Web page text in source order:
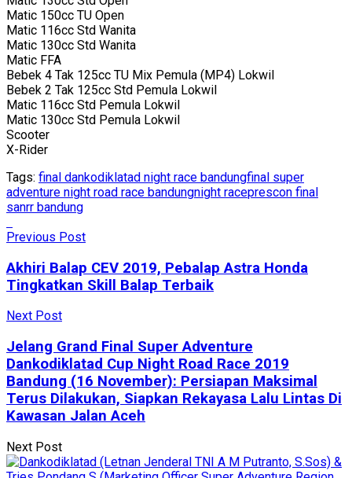
Matic 150cc TU Open
Matic 116cc Std Wanita
Matic 130cc Std Wanita
Matic FFA
Bebek 4 Tak 125cc TU Mix Pemula (MP4) Lokwil
Bebek 2 Tak 125cc Std Pemula Lokwil
Matic 116cc Std Pemula Lokwil
Matic 130cc Std Pemula Lokwil
Scooter
X-Rider
Tags: final dankodiklatad night race bandungfinal super
adventure night road race bandungnight raceprescon final
sanrr bandung
Previous Post
Akhiri Balap CEV 2019, Pebalap Astra Honda
Tingkatkan Skill Balap Terbaik
Next Post
Jelang Grand Final Super Adventure
Dankodiklatad Cup Night Road Race 2019
Bandung (16 November): Persiapan Maksimal
Terus Dilakukan, Siapkan Rekayasa Lalu Lintas Di
Kawasan Jalan Aceh
Next Post